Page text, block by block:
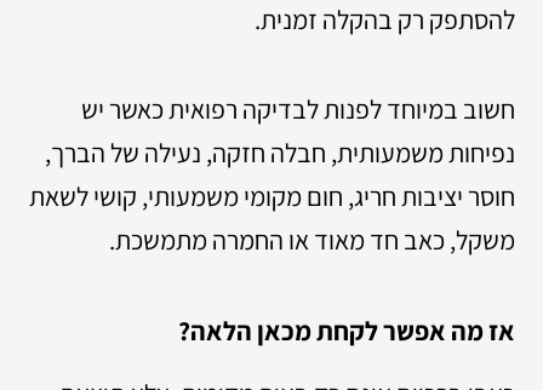
להסתפק רק בהקלה זמנית.
חשוב במיוחד לפנות לבדיקה רפואית כאשר יש
נפיחות משמעותית, חבלה חזקה, נעילה של הברך,
חוסר יציבות חריג, חום מקומי משמעותי, קושי לשאת
משקל, כאב חד מאוד או החמרה מתמשכת.
אז מה אפשר לקחת מכאן הלאה?